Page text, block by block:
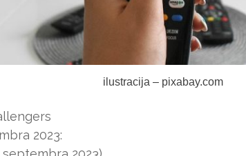
ilustracija – pixabay.com
2023: